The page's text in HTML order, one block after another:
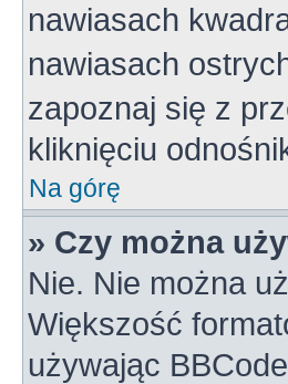
nawiasach
nawiasach
zapoznaj się z
kliknięciu
Na górę
» Czy można
Nie. Nie można
Większość
używając